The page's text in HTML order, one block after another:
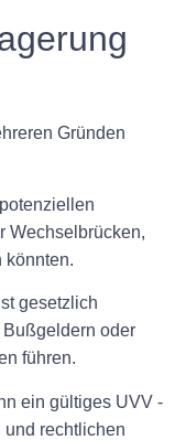
Gründen
Wechselbrücken,
könnten.
gesetzlich
oder
führen.
ein gültiges UVV -
und rechtlichen